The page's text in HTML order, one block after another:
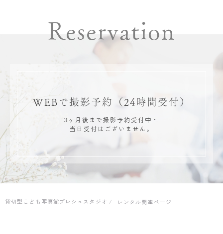
Reservation
WEBで撮影予約 （24時間受付）
3ヶ月後まで撮影予約受付中・
当日受付はございません。
貸切型こども写真館プレシュスタジオ レンタル関連ページ